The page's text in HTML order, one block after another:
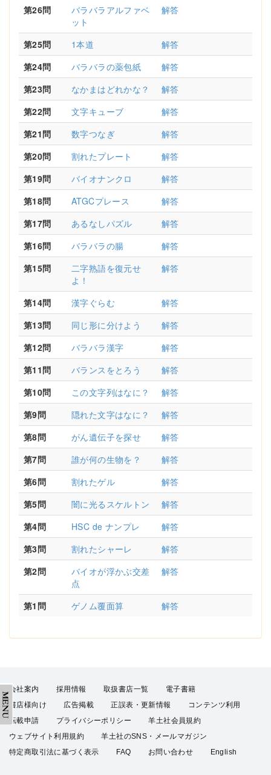
第26問
バラバラアルファベ
ット
解答
第25問 1本道
解答
第24問
バラバラの薬包紙
解答
第23問
なかまはどれかな？
解答
第22問
文字キューブ
解答
第21問
数字つなぎ
解答
第20問
割れたプレート
解答
第19問
バイオナンクロ
解答
第18問
ATGCプレース
解答
第17問
あるなしパズル
解答
第16問
バラバラの腸
解答
第15問
二字熟語を復元せ
よ！
解答
第14問 漢字ぐらむ
解答
第13問
同じ形に分けよう
解答
第12問
バラバラ漢字
解答
第11問
バランスをとろう
解答
第10問
この文字列はなに？
解答
第9問
隠れた文字はなに？
解答
第8問
がん遺伝子を探せ
解答
第7問
誰が何の生物を？
解答
第6問
割れたゲル
解答
第5問
闇に光るスケルトン
解答
第4問
HSC de ナンプレ
解答
第3問
割れたシャーレ
解答
第2問
バイオが浮かぶ交差
点
解答
第1問 ゲノム覆面算 解答
会社案内 採用情報 取扱書店一覧
電子書籍
書店様向け
広告掲載 正誤表・更新情報
コンテンツ利用
転載申請
プライバシーポリシー
羊土社会員規約
ウェブサイト利用規約
羊土社のSNS・メールマガジン
特定商取引法に基づく表示
FAQ お問い合わせ English